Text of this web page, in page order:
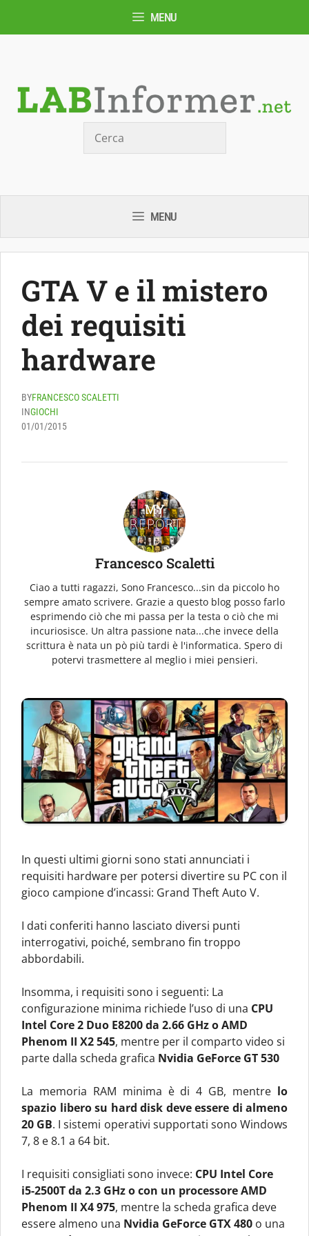
MENU
MENU
GTA V e il mistero
dei requisiti
hardware
BYFRANCESCO SCALETTI
INGIOCHI
01/01/2015
Francesco Scaletti
Ciao a tutti ragazzi, Sono Francesco...sin da piccolo ho
sempre amato scrivere. Grazie a questo blog posso farlo
esprimendo ciò che mi passa per la testa o ciò che mi
incuriosisce. Un altra passione nata...che invece della
scrittura è nata un pò più tardi è l'informatica. Spero di
potervi trasmettere al meglio i miei pensieri.
In questi ultimi giorni sono stati annunciati i
requisiti hardware per potersi divertire su PC con il
gioco campione d’incassi: Grand Theft Auto V.
I dati conferiti hanno lasciato diversi punti
interrogativi, poiché, sembrano fin troppo
abbordabili.
Insomma, i requisiti sono i seguenti: La
configurazione minima richiede l’uso di una CPU
Intel Core 2 Duo E8200 da 2.66 GHz o AMD
Phenom II X2 545, mentre per il comparto video si
parte dalla scheda grafica Nvidia GeForce GT 530
La memoria RAM minima è di 4 GB, mentre lo
spazio libero su hard disk deve essere di almeno
20 GB. I sistemi operativi supportati sono Windows
7, 8 e 8.1 a 64 bit.
I requisiti consigliati sono invece: CPU Intel Core
i5-2500T da 2.3 GHz o con un processore AMD
Phenom II X4 975, mentre la scheda grafica deve
essere almeno una Nvidia GeForce GTX 480 o una